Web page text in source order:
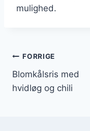
mulighed.
FORRIGE
Blomkålsris med
hvidløg og chili